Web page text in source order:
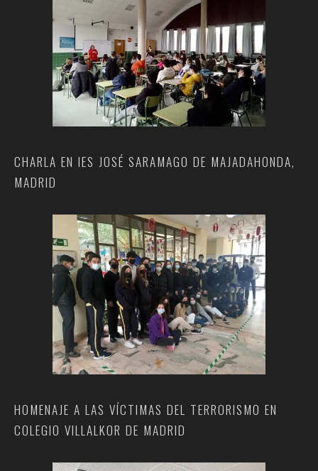
CHARLA EN IES JOSÉ SARAMAGO DE MAJADAHONDA,
MADRID
HOMENAJE A LAS VÍCTIMAS DEL TERRORISMO EN
COLEGIO VILLALKOR DE MADRID